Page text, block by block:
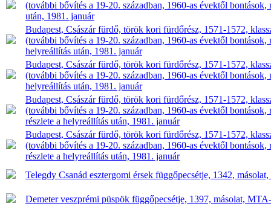
(további bővítés a 19-20. században, 1960-as évektől
után, 1981. január
Budapest, Császár fürdő, török kori fürdőrész, 1571-1572,
(további bővítés a 19-20. században, 1960-as évektől
helyreállítás után, 1981. január
Budapest, Császár fürdő, török kori fürdőrész, 1571-1572,
(további bővítés a 19-20. században, 1960-as évektől
helyreállítás után, 1981. január
Budapest, Császár fürdő, török kori fürdőrész, 1571-1572,
(további bővítés a 19-20. században, 1960-as évektől
részlete a helyreállítás után, 1981. január
Budapest, Császár fürdő, török kori fürdőrész, 1571-1572,
(további bővítés a 19-20. században, 1960-as évektől
részlete a helyreállítás után, 1981. január
Telegdy Csanád esztergomi érsek függőpecsétje, 1342,
Demeter veszprémi püspök függőpecsétje, 1397, másolat,